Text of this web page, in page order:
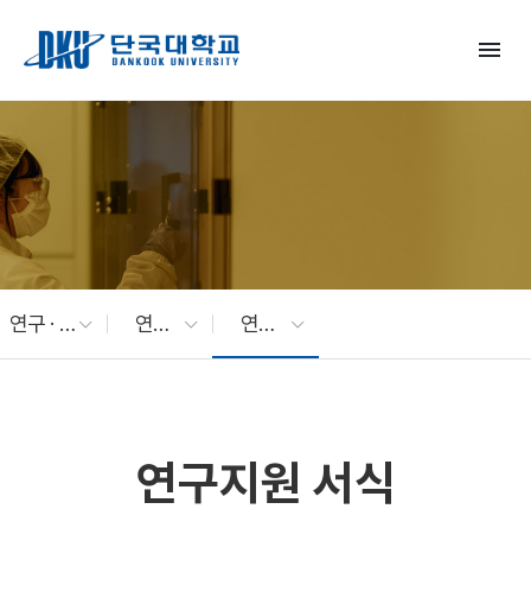
menu
연구 · 산학 연구지원 연구지원 서식
연구지원 서식